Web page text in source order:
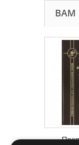
ВАМ